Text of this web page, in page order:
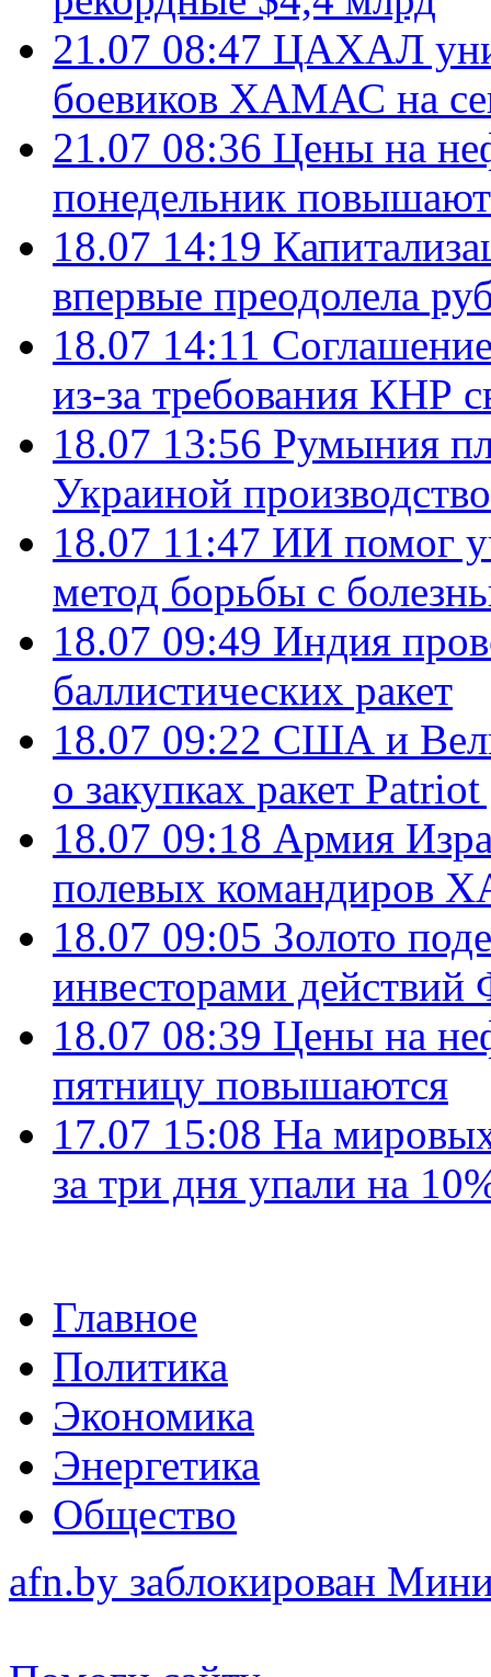
21.07 08:47 ЦАХАЛ
боевиков ХАМАС на
21.07 08:36 Цены на
понедельник
18.07 14:19
впервые преодолела
18.07 14:11
из-за требования КНР
18.07 13:56 Румыния
Украиной
18.07 11:47 ИИ помог
метод борьбы с
18.07 09:49 Индия
баллистических ракет
18.07 09:22 США и
о закупках ракет
18.07 09:18 Армия
полевых командиров
18.07 09:05 Золото
инвесторами
18.07 08:39 Цены на
пятницу повышаются
17.07 15:08 На
за три дня упали на
Главное
Политика
Экономика
Энергетика
Общество
afn.by заблокирован